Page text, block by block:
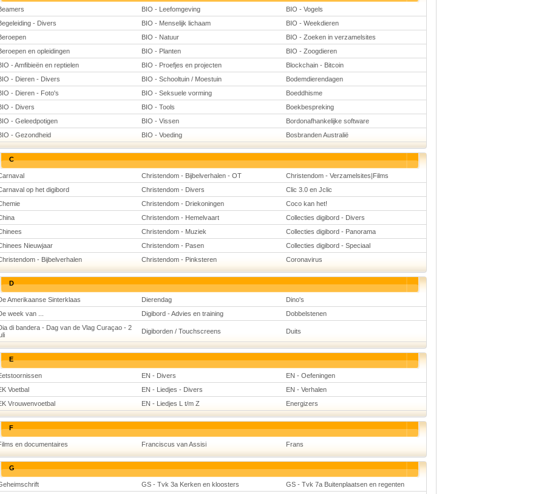
BIO - Leefomgeving
BIO - Vogels
- Divers
BIO - Menselijk lichaam
BIO - Weekdieren
BIO - Natuur
BIO - Zoeken in verzamelsites
en opleidingen
BIO - Planten
BIO - Zoogdieren
- Amfibieën en reptielen
BIO - Proefjes en projecten
Blockchain - Bitcoin
- Dieren - Divers
BIO - Schooltuin / Moestuin
Bodemdierendagen
- Dieren - Foto's
BIO - Seksuele vorming
Boeddhisme
- Divers
BIO - Tools
Boekbespreking
- Geleedpotigen
BIO - Vissen
Bordonafhankelijke software
- Gezondheid
BIO - Voeding Bosbranden Australië
C
Christendom - Bijbelverhalen - OT
Christendom - Verzamelsites|Films
op het digibord
Christendom - Divers
Clic 3.0 en Jclic
Christendom - Driekoningen
Coco kan het!
Christendom - Hemelvaart
Collecties digibord - Divers
Christendom - Muziek
Collecties digibord - Panorama
Nieuwjaar
Christendom - Pasen
Collecties digibord - Speciaal
- Bijbelverhalen
Christendom - Pinksteren Coronavirus
D
Amerikaanse Sinterklaas Dierendag
Dino's
week van ...
Digibord - Advies en training
Dobbelstenen
di bandera - Dag van de Vlag Curaçao - 2
Digiborden / Touchscreens Duits
E
EN - Divers
EN - Oefeningen
Voetbal
EN - Liedjes - Divers
EN - Verhalen
Vrouwenvoetbal
EN - Liedjes L t/m Z Energizers
F
en documentaires Franciscus van Assisi Frans
G
GS - Tvk 3a Kerken en kloosters
GS - Tvk 7a Buitenplaatsen en regenten